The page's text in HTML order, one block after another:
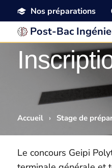
Nos préparations
Post-Bac
Accueil › Stage de
Le concours Geipi